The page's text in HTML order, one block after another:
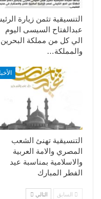
التنسيقية تثمن زيارة
عبدالفتاح السيسى اليوم
الي كل من مملكة البحرين
والمملكة…
التنسيقية تهنئ الشعب
المصري والامة العربية
والاسلامية بمناسبة عيد
الفطر المبارك
السابق التالي